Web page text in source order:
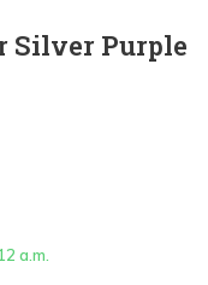
Silver Purple
a.m.